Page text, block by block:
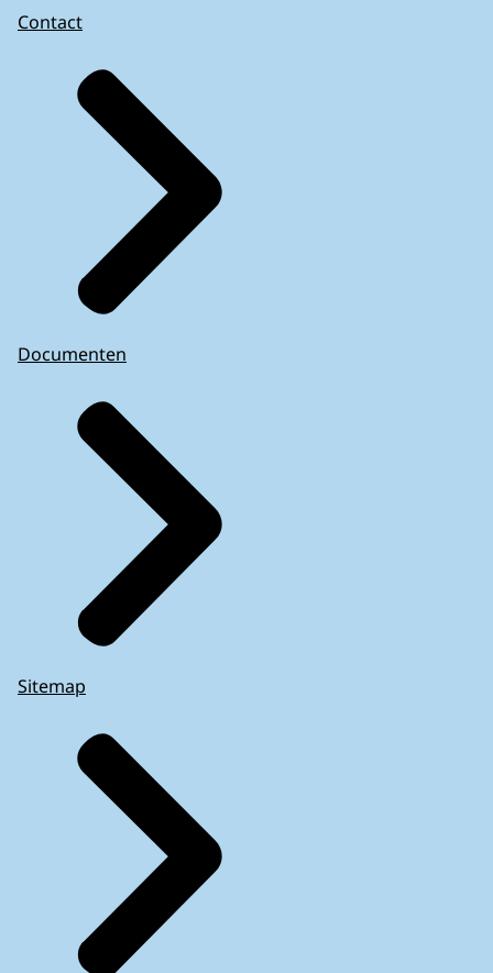
Contact
Documenten
Sitemap